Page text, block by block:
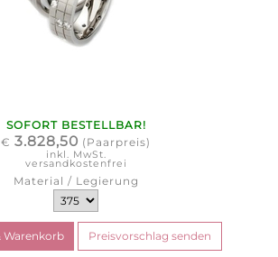
SOFORT BESTELLBAR!
€ 3.828,50 (Paarpreis)
inkl. MwSt.
versandkostenfrei
Material / Legierung